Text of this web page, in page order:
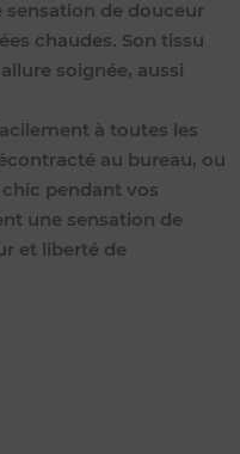
sensation de douceur
chaudes. Son tissu
soignée, aussi
à toutes les
au bureau, ou
pendant vos
une sensation de
et liberté de